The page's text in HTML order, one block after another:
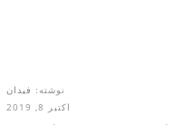
نوشته: فیدان
اکتبر 8, 2019